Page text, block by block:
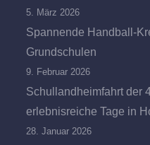
5. März 2026
Spannende Handball-
Grundschulen
9. Februar 2026
Schullandheimfahrt der
erlebnisreiche Tage in
28. Januar 2026